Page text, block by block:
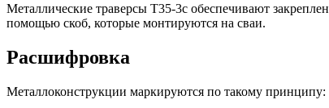
Металлические траверсы Т35-3с обеспечивают
помощью скоб, которые монтируются на сваи.
Расшифровка
Металлоконструкции маркируются по такому принципу: